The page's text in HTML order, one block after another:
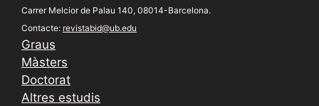
Carrer Melcior de Palau 140, 08014-Barcelona.
Contacte: revistabid@ub.edu
Graus
Màsters
Doctorat
Altres estudis